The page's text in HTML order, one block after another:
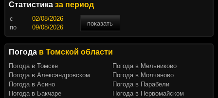
Статистика за период
c
показать
по
Погода в Томской области
Погода в Томске
Погода в Александровском
Погода в Асино
Погода в Бакчаре
Погода в Мельниково
Погода в Молчаново
Погода в Парабели
Погода в Первомайском